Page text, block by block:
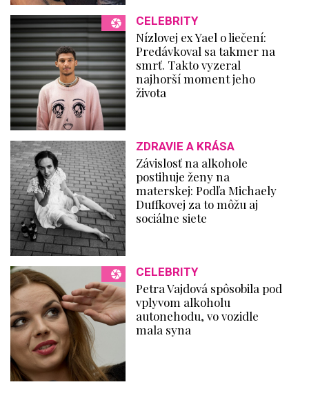
CELEBRITY
Nízlovej ex Yael o liečení:
Predávkoval sa takmer na
smrť. Takto vyzeral
najhorší moment jeho
života
ZDRAVIE A KRÁSA
Závislosť na alkohole
postihuje ženy na
materskej: Podľa Michaely
Duffkovej za to môžu aj
sociálne siete
CELEBRITY
Petra Vajdová spôsobila pod
vplyvom alkoholu
autonehodu, vo vozidle
mala syna